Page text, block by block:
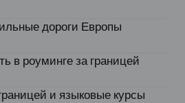
дороги Европы
в роуминге за границей
и языковые курсы